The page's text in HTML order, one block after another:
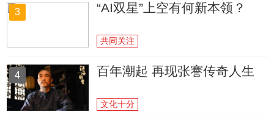
3 “AI双星”上空有何新本领？
共同关注
4 百年潮起 再现张謇传奇人生
文化十分